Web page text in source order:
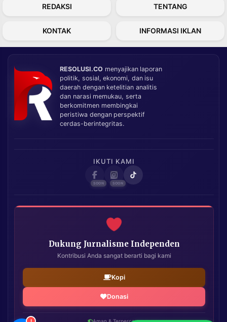
REDAKSI TENTANG
KONTAK INFORMASI IKLAN
RESOLUSI.CO menyajikan laporan
politik, sosial, ekonomi, dan isu
daerah dengan ketelitian analitis
dan narasi memukau, serta
berkomitmen membingkai
peristiwa dengan perspektif
cerdas-berintegritas.
IKUTI KAMI
Dukung Jurnalisme Independen
Kontribusi Anda sangat berarti bagi kami
Kopi
Donasi
!